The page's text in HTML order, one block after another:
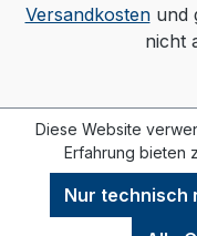
Versandkostenund
nicht
Diese Website
Erfahrung bieten
Nur technisch